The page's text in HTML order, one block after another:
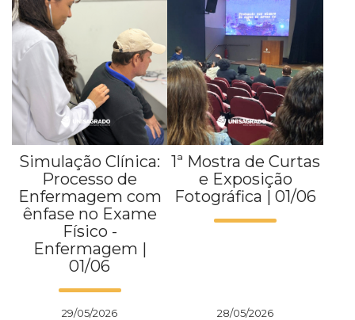
Contatos
Calendário acadêmico
Internacionalização
UATI
Simulação Clínica:
Processo de
Enfermagem com
ênfase no Exame
Físico -
Enfermagem |
01/06
1ª Mostra de Curtas
e Exposição
Fotográfica | 01/06
29/05/2026 28/05/2026